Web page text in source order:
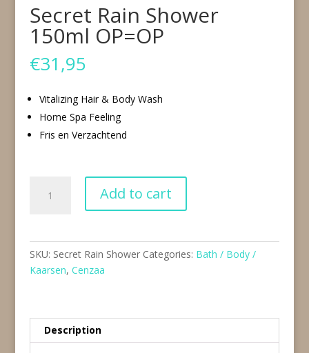
Secret Rain Shower
150ml OP=OP
€31,95
Vitalizing Hair & Body Wash
Home Spa Feeling
Fris en Verzachtend
Add to cart
SKU: Secret Rain Shower Categories: Bath / Body /
Kaarsen, Cenzaa
Description